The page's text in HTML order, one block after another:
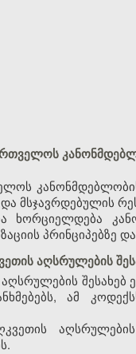
მსჯავრდებულის
პრინციპებზე
აღსრულების
შესახებ
ამ
აღსრულების